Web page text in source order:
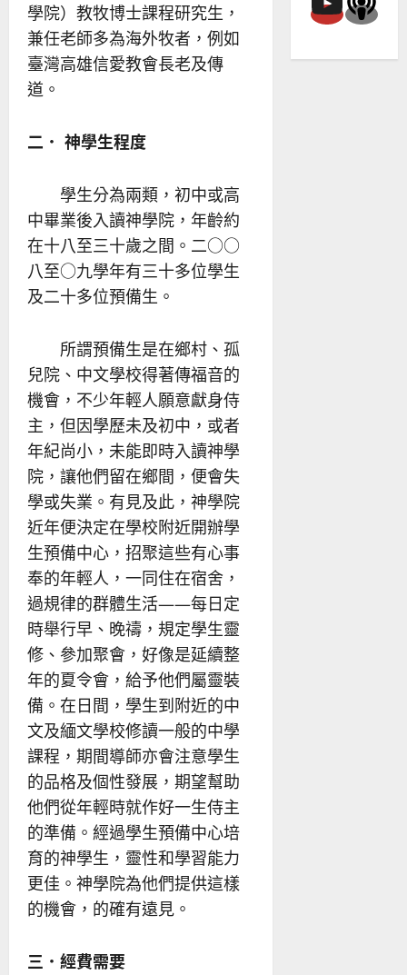
學院）教牧博士課程研究生，
兼任老師多為海外牧者，例如
臺灣高雄信愛教會長老及傳
道。
二． 神學生程度
學生分為兩類，初中或高
中畢業後入讀神學院，年齡約
在十八至三十歲之間。二○○
八至○九學年有三十多位學生
及二十多位預備生。
所謂預備生是在鄉村、孤
兒院、中文學校得著傳福音的
機會，不少年輕人願意獻身侍
主，但因學歷未及初中，或者
年紀尚小，未能即時入讀神學
院，讓他們留在鄉間，便會失
學或失業。有見及此，神學院
近年便決定在學校附近開辦學
生預備中心，招聚這些有心事
奉的年輕人，一同住在宿舍，
過規律的群體生活——每日定
時舉行早、晚禱，規定學生靈
修、參加聚會，好像是延續整
年的夏令會，給予他們屬靈裝
備。在日間，學生到附近的中
文及緬文學校修讀一般的中學
課程，期間導師亦會注意學生
的品格及個性發展，期望幫助
他們從年輕時就作好一生侍主
的準備。經過學生預備中心培
育的神學生，靈性和學習能力
更佳。神學院為他們提供這樣
的機會，的確有遠見。
三．經費需要